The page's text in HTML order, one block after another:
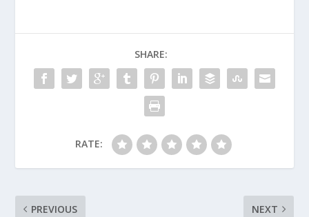
SHARE:
RATE:
PREVIOUS NEXT